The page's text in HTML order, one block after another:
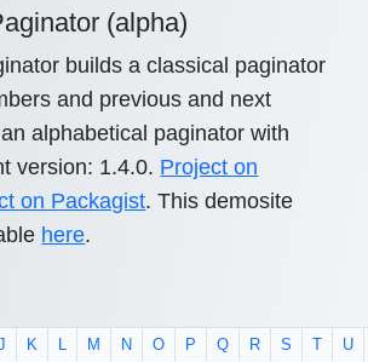
(alpha)
builds a classical paginator
and previous and next
alphabetical paginator with
version: 1.4.0. Project on
on Packagist. This demosite
here.
K L M N O P Q R S U